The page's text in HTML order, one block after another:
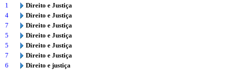
1
Direito e Justiça
4
Direito e Justiça
7
Direito e Justiça
5
Direito e Justiça
5
Direito e Justiça
7
Direito e Justiça
6
Direito e justiça